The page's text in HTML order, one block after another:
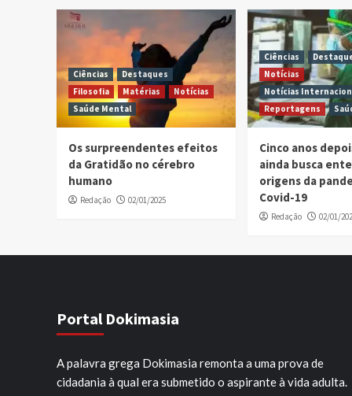
Ciências
Destaques
Filosofia
Matérias
Notícias
Saúde Mental
Os surpreendentes efeitos
da Gratidão no cérebro
humano
Redação 02/01/2025
Ciências
Notícias
Notícias
Reportagens
Cinco anos
ainda busca
origens da
Covid-19
Redação 02/01/
Portal Dokimasia
A palavra grega Dokimasia remonta a uma prova de
cidadania à qual era submetido o aspirante à vida adulta.